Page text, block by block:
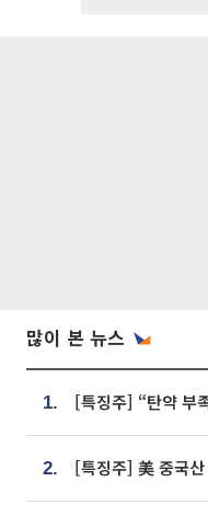
많이 본 뉴스
1.
2.